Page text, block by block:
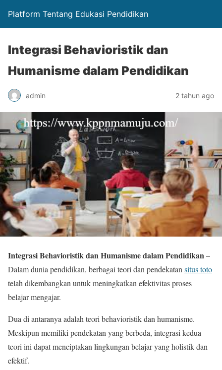
Platform Tentang Edukasi Pendidikan
Integrasi Behavioristik dan
Humanisme dalam Pendidikan
admin 2 tahun ago
Integrasi Behavioristik dan Humanisme dalam Pendidikan–
Dalam dunia pendidikan, berbagai teori dan pendekatansitus toto
telah dikembangkan untuk meningkatkan efektivitas proses
belajar mengajar.
Dua di antaranya adalah teori behavioristik dan humanisme.
Meskipun memiliki pendekatan yang berbeda, integrasi kedua
teori ini dapat menciptakan lingkungan belajar yang holistik dan
efektif.